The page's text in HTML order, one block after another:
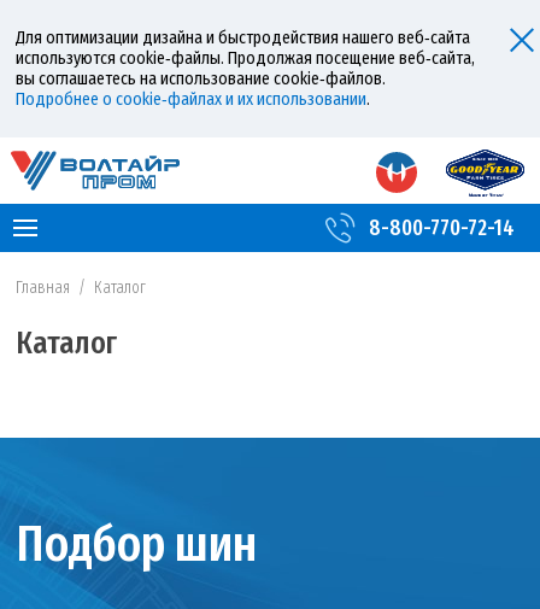
Для оптимизации дизайна и быстродействия нашего веб‑сайта
используются cookie‑файлы. Продолжая посещение веб‑сайта,
вы соглашаетесь на использование cookie‑файлов.
Подробнее о cookie‑файлах и их использовании.
8-800-770-72-14
Главная / Каталог
Каталог
Подбор шин